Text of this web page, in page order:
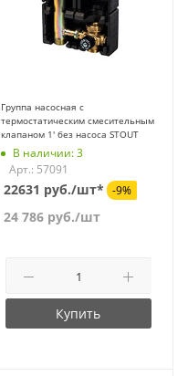
Группа насосная с
термостатическим смесительным
клапаном 1' без насоса STOUT
В наличии: 3
Арт.: 57091
22631 руб./шт* -9%
24 786руб./шт
Купить